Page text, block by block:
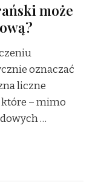
może
oznaczać
liczne
– mimo
…